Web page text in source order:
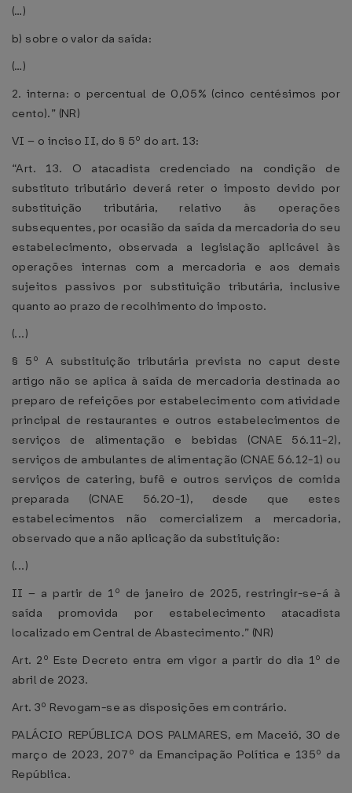
(…)
b) sobre o valor da saída:
(…)
2. interna: o percentual de 0,05% (cinco centésimos por
cento).” (NR)
VI – o inciso II, do § 5º do art. 13:
“Art. 13. O atacadista credenciado na condição de
substituto tributário deverá reter o imposto devido por
substituição tributária, relativo às operações
subsequentes, por ocasião da saída da mercadoria do seu
estabelecimento, observada a legislação aplicável às
operações internas com a mercadoria e aos demais
sujeitos passivos por substituição tributária, inclusive
quanto ao prazo de recolhimento do imposto.
(...)
§ 5º A substituição tributária prevista no caput deste
artigo não se aplica à saída de mercadoria destinada ao
preparo de refeições por estabelecimento com atividade
principal de restaurantes e outros estabelecimentos de
serviços de alimentação e bebidas (CNAE 56.11-2),
serviços de ambulantes de alimentação (CNAE 56.12-1) ou
serviços de catering, bufê e outros serviços de comida
preparada (CNAE 56.20-1), desde que estes
estabelecimentos não comercializem a mercadoria,
observado que a não aplicação da substituição:
(...)
II – a partir de 1º de janeiro de 2025, restringir-se-á à
saída promovida por estabelecimento atacadista
localizado em Central de Abastecimento.” (NR)
Art. 2º Este Decreto entra em vigor a partir do dia 1º de
abril de 2023.
Art. 3º Revogam-se as disposições em contrário.
PALÁCIO REPÚBLICA DOS PALMARES, em Maceió, 30 de
março de 2023, 207º da Emancipação Política e 135º da
República.